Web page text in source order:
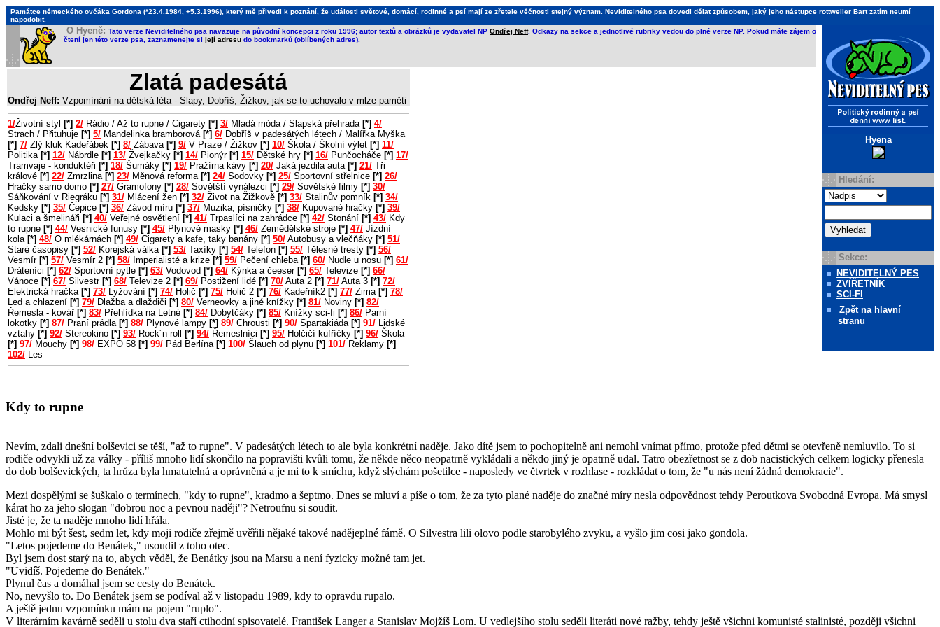
Památce německého ovčáka Gordona (*23.4.1984, +5.3.1996), který mě přivedl k poznání, že události světové, domácí, rodinné a psí mají ze zřetele věčnosti stejný význam. Neviditelného psa dovedl dělat způsobem, jaký jeho nástupce rottweiler Bart zatím neumí
napodobit.
Hyena
Hledání:
Sekce:
NEVIDITELNÝ PES
ZVÍŘETNÍK
SCI-FI
Zpět na hlavní
stranu
O Hyeně: Tato verze Neviditelného psa navazuje na původní koncepci z roku 1996; autor textů a obrázků je vydavatel NP Ondřej Neff. Odkazy na sekce a jednotlivé rubriky vedou do plné verze NP. Pokud máte zájem o
čtení jen této verze psa, zaznamenejte si její adresu do bookmarků (oblíbených adres).
Zlatá padesátá
Ondřej Neff: Vzpomínání na dětská léta - Slapy, Dobříš, Žižkov, jak se to uchovalo v mlze paměti
1/Životní styl [*] 2/ Rádio / Až to rupne / Cigarety [*] 3/ Mladá móda / Slapská přehrada [*] 4/
Strach / Přituhuje [*] 5/ Mandelinka bramborová [*] 6/ Dobříš v padesátých létech / Malířka Myška
[*] 7/ Zlý kluk Kadeřábek [*] 8/ Zábava [*] 9/ V Praze / Žižkov [*] 10/ Škola / Školní výlet [*] 11/
Politika [*] 12/ Nábrdle [*] 13/ Žvejkačky [*] 14/ Pionýr [*] 15/ Dětské hry [*] 16/ Punčocháče [*] 17/
Tramvaje - konduktéři [*] 18/ Šumáky [*] 19/ Pražírna kávy [*] 20/ Jaká jezdila auta [*] 21/ Tři
králové [*] 22/ Zmrzlina [*] 23/ Měnová reforma [*] 24/ Sodovky [*] 25/ Sportovní střelnice [*] 26/
Hračky samo domo [*] 27/ Gramofony [*] 28/ Sovětští vynálezci [*] 29/ Sovětské filmy [*] 30/
Sáňkování v Riegráku [*] 31/ Mlácení žen [*] 32/ Život na Žižkově [*] 33/ Stalinův pomník [*] 34/
Kedsky [*] 35/ Čepice [*] 36/ Závod míru [*] 37/ Muzika, písničky [*] 38/ Kupované hračky [*] 39/
Kulaci a šmelináři [*] 40/ Veřejné osvětlení [*] 41/ Trpaslíci na zahrádce [*] 42/ Stonání [*] 43/ Kdy
to rupne [*] 44/ Vesnické funusy [*] 45/ Plynové masky [*] 46/ Zemědělské stroje [*] 47/ Jízdní
kola [*] 48/ O mlékárnách [*] 49/ Cigarety a kafe, taky banány [*] 50/ Autobusy a vlečňáky [*] 51/
Staré časopisy [*] 52/ Korejská válka [*] 53/ Taxíky [*] 54/ Telefon [*] 55/ Tělesné tresty [*] 56/
Vesmír [*] 57/ Vesmír 2 [*] 58/ Imperialisté a krize [*] 59/ Pečení chleba [*] 60/ Nudle u nosu [*] 61/
Dráteníci [*] 62/ Sportovní pytle [*] 63/ Vodovod [*] 64/ Kýnka a čeeser [*] 65/ Televize [*] 66/
Vánoce [*] 67/ Silvestr [*] 68/ Televize 2 [*] 69/ Postižení lidé [*] 70/ Auta 2 [*] 71/ Auta 3 [*] 72/
Elektrická hračka [*] 73/ Lyžování [*] 74/ Holič [*] 75/ Holič 2 [*] 76/ Kadeřník2 [*] 77/ Zima [*] 78/
Led a chlazení [*] 79/ Dlažba a dlaždiči [*] 80/ Verneovky a jiné knížky [*] 81/ Noviny [*] 82/
Řemesla - kovář [*] 83/ Přehlídka na Letné [*] 84/ Dobytčáky [*] 85/ Knížky sci-fi [*] 86/ Parní
lokotky [*] 87/ Praní prádla [*] 88/ Plynové lampy [*] 89/ Chrousti [*] 90/ Spartakiáda [*] 91/ Lidské
vztahy [*] 92/ Stereokino [*] 93/ Rock´n roll [*] 94/ Řemeslníci [*] 95/ Holčičí kufříčky [*] 96/ Škola
[*] 97/ Mouchy [*] 98/ EXPO 58 [*] 99/ Pád Berlína [*] 100/ Šlauch od plynu [*] 101/ Reklamy [*]
102/ Les
Kdy to rupne
Nevím, zdali dnešní bolševici se těší, "až to rupne". V padesátých létech to ale byla konkrétní naděje. Jako dítě jsem to pochopitelně ani nemohl vnímat přímo, protože před dětmi se otevřeně nemluvilo. To si
rodiče odvykli už za války - příliš mnoho lidí skončilo na popravišti kvůli tomu, že někde něco neopatrně vykládali a někdo jiný je opatrně udal. Tatro obezřetnost se z dob nacistických celkem logicky přenesla
do dob bolševických, ta hrůza byla hmatatelná a oprávněná a je mi to k smíchu, když slýchám pošetilce - naposledy ve čtvrtek v rozhlase - rozkládat o tom, že "u nás není žádná demokracie".
Mezi dospělými se šuškalo o termínech, "kdy to rupne", kradmo a šeptmo. Dnes se mluví a píše o tom, že za tyto plané naděje do značné míry nesla odpovědnost tehdy Peroutkova Svobodná Evropa. Má smysl
kárat ho za jeho slogan "dobrou noc a pevnou naději"? Netroufnu si soudit.
Jisté je, že ta naděje mnoho lidí hřála.
Mohlo mi být šest, sedm let, kdy moji rodiče zřejmě uvěřili nějaké takové nadějeplné fámě. O Silvestra lili olovo podle starobylého zvyku, a vyšlo jim cosi jako gondola.
"Letos pojedeme do Benátek," usoudil z toho otec.
Byl jsem dost starý na to, abych věděl, že Benátky jsou na Marsu a není fyzicky možné tam jet.
"Uvidíš. Pojedeme do Benátek."
Plynul čas a domáhal jsem se cesty do Benátek.
No, nevyšlo to. Do Benátek jsem se podíval až v listopadu 1989, kdy to opravdu rupalo.
A ještě jednu vzpomínku mám na pojem "ruplo".
V literárním kavárně seděli u stolu dva staří ctihodní spisovatelé. František Langer a Stanislav Mojžíš Lom. U vedlejšího stolu seděli literáti nové ražby, tehdy ještě všichni komunisté stalinisté, později všichni